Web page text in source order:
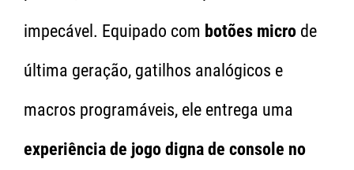
impecável. Equipado com botões micro de
última geração, gatilhos analógicos e
macros programáveis, ele entrega uma
experiência de jogo digna de console no